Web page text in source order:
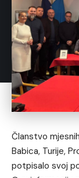
Članstvo
Babica, Turije,
potpisalo svoj